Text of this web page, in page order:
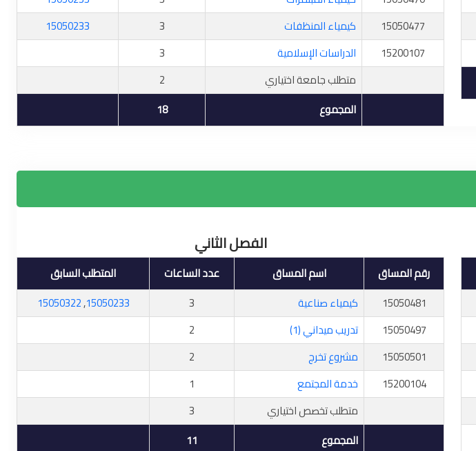
15050477
كيمياء المنظفات 3
15050233
15200107
الدراسات الإسلامية
3
متطلب جامعة اختياري
2
المجموع
18
الفصل الثاني
رقم المساق اسم المساق عدد الساعات
المتطلب السابق
15050481
كيمياء صناعية 3
15050233
,
15050322
15050497
تدريب ميداني (1)
2
15050501
مشروع تخرج
2
15200104
خدمة المجتمع
1
متطلب تخصص اختياري
3
المجموع
11